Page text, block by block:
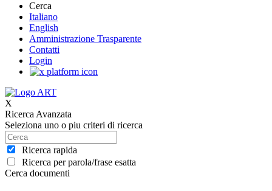
Cerca
Italiano
English
Amministrazione Trasparente
Contatti
Login
X
Ricerca Avanzata
Seleziona uno o piu criteri di ricerca
Ricerca rapida
Ricerca per parola/frase esatta
Cerca documenti